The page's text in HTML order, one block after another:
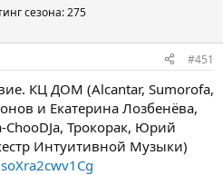
сезона: 275
#451
КЦ ДОМ (Alcantar, Sumorofa,
и Екатерина Лозбенёва,
ChooDJa, Трокорак, Юрий
Интуитивной Музыки)